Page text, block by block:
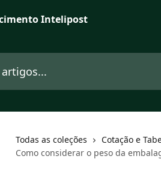
Todas as coleções Cotação e
Como considerar o peso da